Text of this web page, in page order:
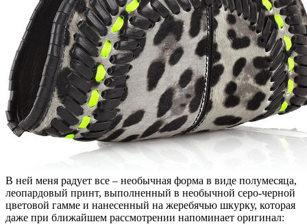
В ней меня радует все – необычная форма в виде полумесяца,
леопардовый принт, выполненный в необычной серо-черной
цветовой гамме и нанесенный на жеребячью шкурку, которая
даже при ближайшем рассмотрении напоминает оригинал: